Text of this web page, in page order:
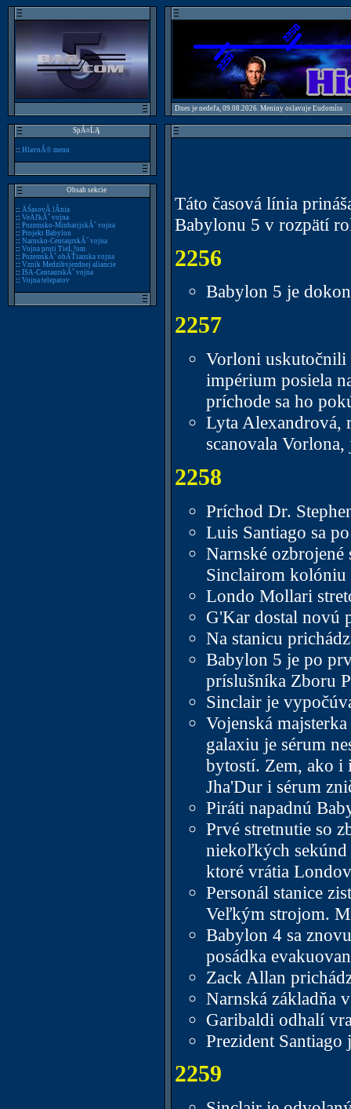
Dnes je nedeľa, 09.08.2026. Meniny oslavuje Ľudomíra
SpĂ¤ĹĄ
:: HlavnĂ© menu
Obsah sekcie
:: ÄŚasovĂ­ lĂ­nia
:: VeÄľkĂˇ vojna
:: Pozemsko-MinbarijskĂˇ vojna
:: Projekt Babylon
:: Narnsko-CentaurskĂˇ vojna
:: Vojna proti TieĹ?om
:: PozemskĂˇ obÄŤianska vojna
:: Vznik Medzihviezdnej aliancie
:: ISA-CentaurskĂˇ vojna
:: Vojna telepatov
Táto časová línia
Babylonu 5 v rozpätí
2256
Babylon 5 je
2257
Vorloni uskutočnili
impérium posiela
príchode sa ho
Lyta Alexandrová,
scanovala
2258
Príchod Dr.
Luis Santiago sa
Narnské
Sinclairom
Londo Mollari
G'Kar dostal novú
Na stanicu
Babylon 5 je po
príslušníka Zboru
Sinclair je
Vojenská
galaxiu je sérum
bytostí. Zem, ako i
Jha'Dur i sérum
Piráti napadnú
Prvé stretnutie so
niekoľkých sekúnd
ktoré vrátia
Personál stanice
Veľkým strojom.
Babylon 4 sa
posádka
Zack Allan
Narnská základňa
Garibaldi odhalí
Prezident Santiago
2259